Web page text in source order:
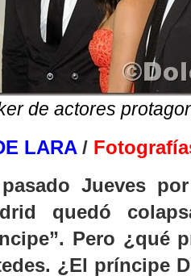
de actores
LARA/
Jueves
quedó
Pero ¿qué
¿El príncipe